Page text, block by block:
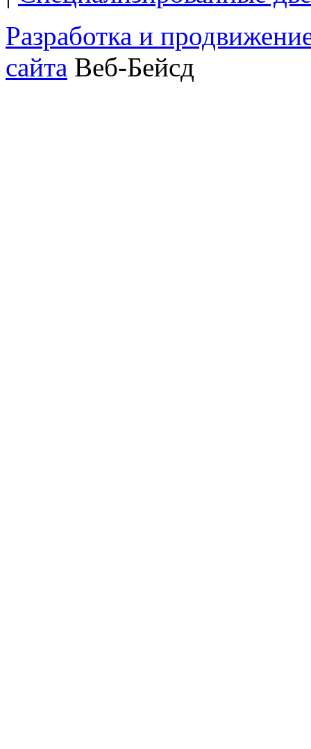
Разработка и
сайта Веб-Бейсд